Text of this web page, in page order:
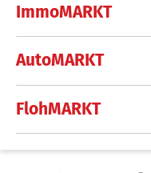
ImmoMARKT
AutoMARKT
FlohMARKT